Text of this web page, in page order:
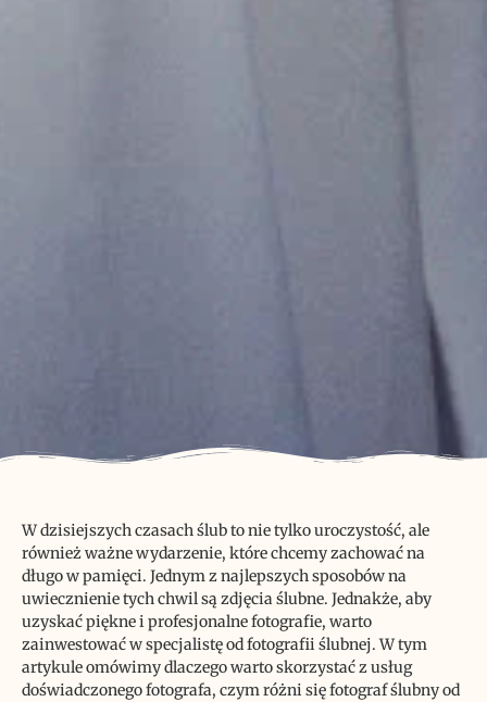
W dzisiejszych czasach ślub to nie tylko uroczystość, ale
również ważne wydarzenie, które chcemy zachować na
długo w pamięci. Jednym z najlepszych sposobów na
uwiecznienie tych chwil są zdjęcia ślubne. Jednakże, aby
uzyskać piękne i profesjonalne fotografie, warto
zainwestować w specjalistę od fotografii ślubnej. W tym
artykule omówimy dlaczego warto skorzystać z usług
doświadczonego fotografa, czym różni się fotograf ślubny od